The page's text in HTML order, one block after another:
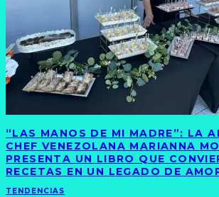
“LAS MANOS DE MI MADRE”: LA
CHEF VENEZOLANA MARIANNA
PRESENTA UN LIBRO QUE
RECETAS EN UN LEGADO DE
TENDENCIAS